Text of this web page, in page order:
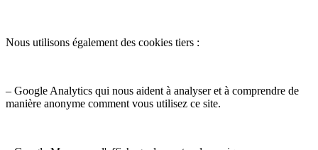
Nous utilisons également des cookies tiers :
– Google Analytics qui nous aident à analyser et à comprendre de
manière anonyme comment vous utilisez ce site.